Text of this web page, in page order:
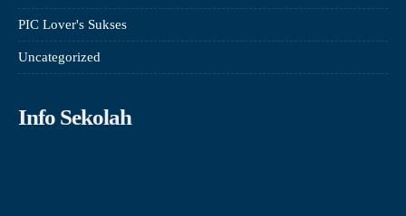
PIC Lover's Sukses
Uncategorized
Info Sekolah